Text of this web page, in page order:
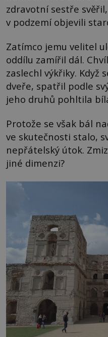
zdravotní sestře
v podzemí objevili
Zatímco jemu velitel
oddílu zamířil dál.
zaslechl výkřiky. Když
dveře, spatřil podle
jeho druhů pohltila
Protože se však bál
ve skutečnosti stalo,
nepřátelský útok.
jiné dimenzi?